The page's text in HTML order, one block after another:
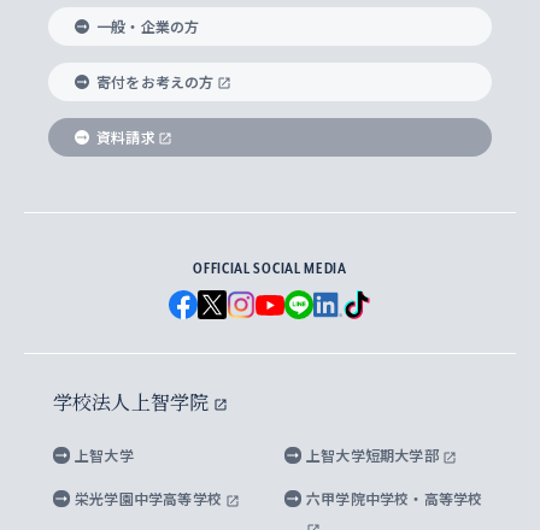
理工学部
Futures） – 持続可能な未来を考える６学科連携
実践宗教学研究科
総合人間科学研究科
経済学研究科
グローバル・スタディーズ研究科
アジア文化研究所
アメリカ・カナダ研究所
メディア・ジャーナリズム研究所
水稀少社会研究センター
先進機械・構造材料イノベーションセンター
就職（内定先）・進路統計
企業の採用ご担当者様へのご案内
ノンディグリー生
Sophia Short-term Program受講生
学費・奨学金
学部入学前に出願する奨学金
国による高等教育の修学支援新制度
大学院生対象の奨学金
海外留学する際の費用と奨学金
上智大学とカトリック
国連Weeks・アフリカWeeks
ダイバーシティ＆サステナビリティへの取り組み
数字で見る上智大学
上智大学のネットワーク
父母・保証人とのネットワーク
学外とのネットワーク
上智大学の出版物
上智大学大学案内・大学院案内
英文広報誌 SOPHIA magazine
上智大学のビジュアル・アイデンティティ
上智大学ビジュアル・アイデンティティ
上智大学校歌 ・上智大学学生歌
上智大学への取材・キャンパスでの撮影について
上智大学の公開情報
上智大学の教育研究活動等の情報公表
キャンパス案内
一般・企業の方
寄付をお考えの方
資料請求
OFFICIAL SOCIAL MEDIA
学校法人上智学院
上智大学 上智大学短期大学部
栄光学園中学高等学校 六甲学院中学校・高等学校